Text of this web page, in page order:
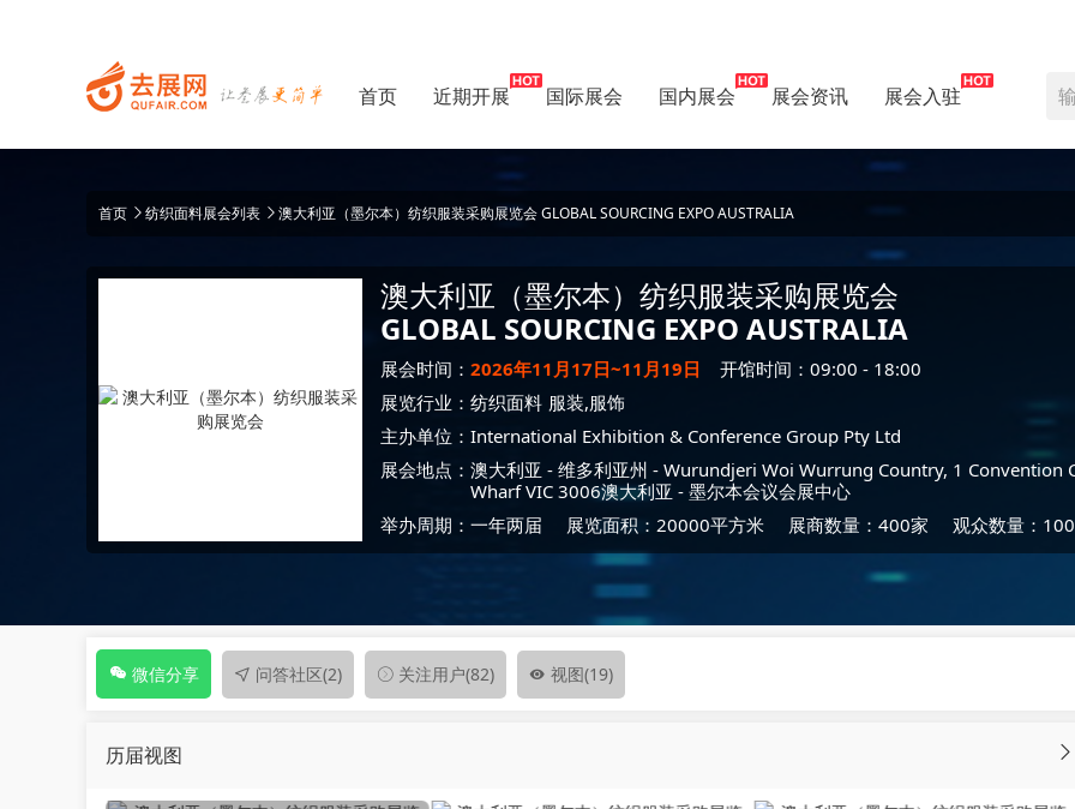
首页 近期开展 国际展会 国内展会 展会资讯 展会入驻
首页 纺织面料展会列表 澳大利亚（墨尔本）纺织服装采购展览会 GLOBAL SOURCING EXPO AUSTRALIA
澳大利亚（墨尔本）纺织服装采购展览会
GLOBAL SOURCING EXPO AUSTRALIA
展会时间： 2026年11月17日~11月19日
开馆时间：09:00 - 18:00
展览行业： 纺织面料 服装,服饰
主办单位： International Exhibition & Conference Group Pty Ltd
展会地点： 澳大利亚 - 维多利亚州 - Wurundjeri Woi Wurrung Country, 1 Convention
Wharf VIC 3006澳大利亚 - 墨尔本会议会展中心
举办周期：一年两届
展览面积：20000平方米 展商数量：400家 观众数量：
微信分享 问答社区(2) 关注用户(82) 视图(19)
历届视图